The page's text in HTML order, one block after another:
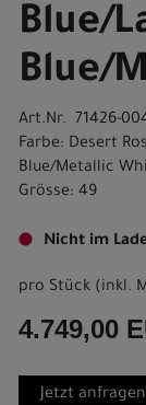
Blue/
Blue/
Art.Nr. 71426-
Farbe: Desert
Blue/Metallic
Grösse: 49
Nicht im
pro Stück (inkl.
4.749,00
Jetzt anfragen